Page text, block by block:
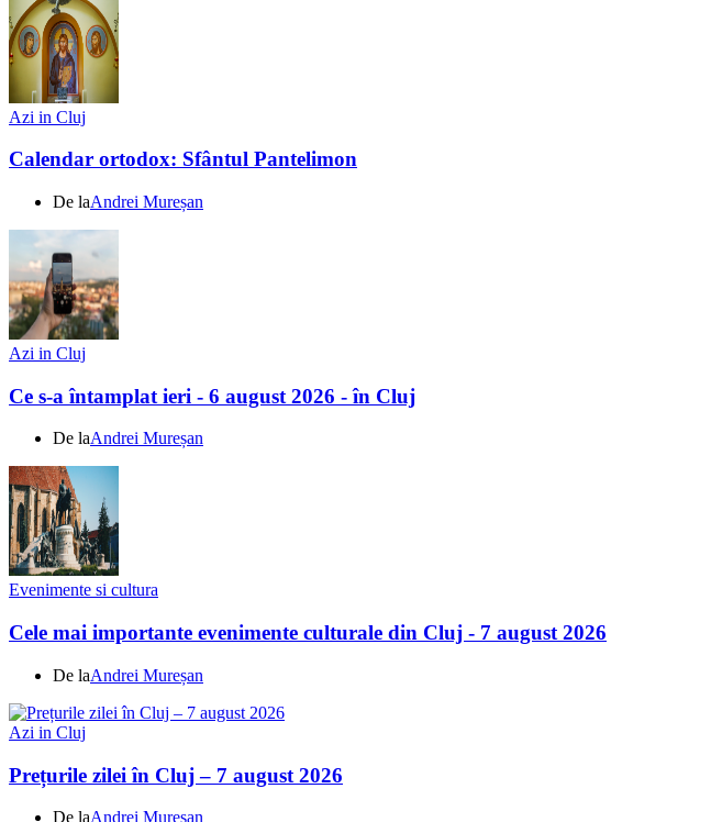
Azi in Cluj
Calendar ortodox: Sfântul Pantelimon
De laAndrei Mureșan
Azi in Cluj
Ce s-a întamplat ieri - 6 august 2026 - în Cluj
De laAndrei Mureșan
Evenimente si cultura
Cele mai importante evenimente culturale din Cluj - 7 august 2026
De laAndrei Mureșan
Azi in Cluj
Prețurile zilei în Cluj – 7 august 2026
De laAndrei Mureșan